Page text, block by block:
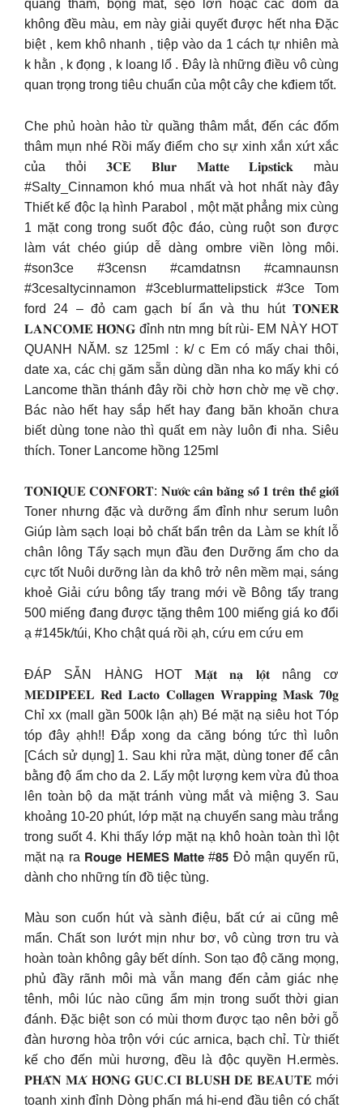
quầng thâm, bọng mắt, sẹo lớn hoặc các đốm da
không đều màu, em này giải quyết được hết nha Đặc
biệt , kem khô nhanh , tiệp vào da 1 cách tự nhiên mà
k hằn , k đọng , k loang lổ . Đây là những điều vô cùng
quan trọng trong tiêu chuẩn của một cây che kđiem tốt.
Che phủ hoàn hảo từ quầng thâm mắt, đến các đốm
thâm mụn nhé Rồi mấy điểm cho sự xinh xắn xứt xắc
của thỏi 𝟑𝐂𝐄 𝐁𝐥𝐮𝐫 𝐌𝐚𝐭𝐭𝐞 𝐋𝐢𝐩𝐬𝐭𝐢𝐜𝐤 màu
#Salty_Cinnamon khó mua nhất và hot nhất này đây
Thiết kế độc lạ hình Parabol , một mặt phẳng mix cùng
1 mặt cong trong suốt độc đáo, cùng ruột son được
làm vát chéo giúp dễ dàng ombre viền lòng môi.
#son3ce #3censn #camdatnsn #camnaunsn
#3cesaltycinnamon #3ceblurmattelipstick #3ce Tom
ford 24 – đỏ cam gạch bí ẩn và thu hút 𝐓𝐎𝐍𝐄𝐑
𝐋𝐀𝐍𝐂𝐎𝐌𝐄 𝐇𝐎̂̀𝐍𝐆 đỉnh ntn mng bít rùi- EM NÀY HOT
QUANH NĂM. sz 125ml : k/ c Em có mấy chai thôi,
date xa, các chị găm sẵn dùng dần nha ko mấy khi có
Lancome thần thánh đây rồi chờ hơn chờ mẹ về chợ.
Bác nào hết hay sắp hết hay đang băn khoăn chưa
biết dùng tone nào thì quất em này luôn đi nha. Siêu
thích. Toner Lancome hồng 125ml
𝐓𝐎𝐍𝐈𝐐𝐔𝐄 𝐂𝐎𝐍𝐅𝐎𝐑𝐓: 𝐍𝐮̛𝐨̛́𝐜 𝐜𝐚̂𝐧 𝐛𝐚̆̀𝐧𝐠 𝐬𝐨̂́ 𝟏 𝐭𝐫𝐞̂𝐧 𝐭𝐡𝐞̂́ 𝐠𝐢𝐨̛́𝐢
Toner nhưng đặc và dưỡng ẩm đỉnh như serum luôn
Giúp làm sạch loại bỏ chất bẩn trên da Làm se khít lỗ
chân lông Tẩy sạch mụn đầu đen Dưỡng ẩm cho da
cực tốt Nuôi dưỡng làn da khô trở nên mềm mại, sáng
khoẻ Giải cứu bông tẩy trang mới về Bông tẩy trang
500 miếng đang được tặng thêm 100 miếng giá ko đổi
ạ #145k/túi, Kho chật quá rồi ạh, cứu em cứu em
ĐÁP SẴN HÀNG HOT 𝐌𝐚̣̆𝐭 𝐧𝐚̣ 𝐥𝐨̣̂𝐭 nâng cơ
𝐌𝐄𝐃𝐈𝐏𝐄𝐄𝐋 𝐑𝐞𝐝 𝐋𝐚𝐜𝐭𝐨 𝐂𝐨𝐥𝐥𝐚𝐠𝐞𝐧 𝐖𝐫𝐚𝐩𝐩𝐢𝐧𝐠 𝐌𝐚𝐬𝐤 𝟕𝟎𝐠
Chỉ xx (mall gần 500k lận ạh) Bé mặt nạ siêu hot Tóp
tóp đây ạhh!! Đắp xong da căng bóng tức thì luôn
[Cách sử dụng] 1. Sau khi rửa mặt, dùng toner để cân
bằng độ ẩm cho da 2. Lấy một lượng kem vừa đủ thoa
lên toàn bộ da mặt tránh vùng mắt và miệng 3. Sau
khoảng 10-20 phút, lớp mặt nạ chuyển sang màu trắng
trong suốt 4. Khi thấy lớp mặt nạ khô hoàn toàn thì lột
mặt nạ ra 𝗥𝗼𝘂𝗴𝗲 𝗛𝗘𝗠𝗘𝗦 𝗠𝗮𝘁𝘁𝗲 #𝟴𝟱 Đỏ mận quyến rũ,
dành cho những tín đồ tiệc tùng.
Màu son cuốn hút và sành điệu, bất cứ ai cũng mê
mẩn. Chất son lướt mịn như bơ, vô cùng trơn tru và
hoàn toàn không gây bết dính. Son tạo độ căng mọng,
phủ đầy rãnh môi mà vẫn mang đến cảm giác nhẹ
tênh, môi lúc nào cũng ẩm mịn trong suốt thời gian
đánh. Đặc biệt son có mùi thơm được tạo nên bởi gỗ
đàn hương hòa trộn với cúc arnica, bạch chỉ. Từ thiết
kế cho đến mùi hương, đều là độc quyền H.ermès.
𝐏𝐇𝐀̂́𝐍 𝐌𝐀́ 𝐇𝐎̂̀𝐍𝐆 𝐆𝐔𝐂.𝐂𝐈 𝐁𝐋𝐔𝐒𝐇 𝐃𝐄 𝐁𝐄𝐀𝐔𝐓𝐄 mới
toanh xinh đỉnh Dòng phấn má hi-end đầu tiên có chất